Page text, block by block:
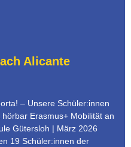
Alicante
– Unsere Schüler:innen
Erasmus+ Mobilität an
Gütersloh | März 2026
19 Schüler:innen der